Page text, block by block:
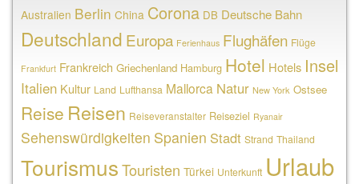
Australien Berlin China Corona DB Deutsche Bahn
Deutschland Europa Ferienhaus Flughäfen Flüge
Frankfurt Frankreich Griechenland Hamburg Hotel Hotels Insel
Italien Kultur Land Lufthansa Mallorca Natur New York Ostsee
Reise Reisen Reiseveranstalter Reiseziel Ryanair
Sehenswürdigkeiten Spanien Stadt Strand Thailand
TourismusTouristen Türkei Unterkunft Urlaub